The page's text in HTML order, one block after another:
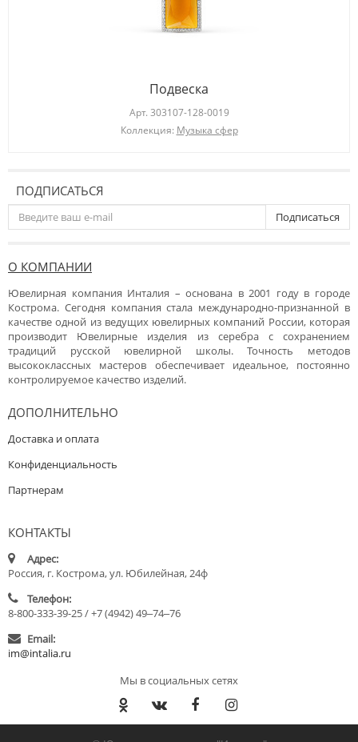
Подвеска
Арт. 303107-128-0019
Коллекция: Музыка сфер
ПОДПИСАТЬСЯ
Подписаться
О КОМПАНИИ
Ювелирная компания Инталия – основана в 2001 году в городе
Кострома. Сегодня компания стала международно-признанной в
качестве одной из ведущих ювелирных компаний России, которая
производит Ювелирные изделия из серебра с сохранением
традиций русской ювелирной школы. Точность методов
высококлассных мастеров обеспечивает идеальное, постоянно
контролируемое качество изделий.
ДОПОЛНИТЕЛЬНО
Доставка и оплата
Конфиденциальность
Партнерам
КОНТАКТЫ
Адрес:
Россия, г. Кострома, ул. Юбилейная, 24ф
Телефон:
8-800-333-39-25 / +7 (4942) 49‒74‒76
Email:
im@intalia.ru
Мы в социальных сетях